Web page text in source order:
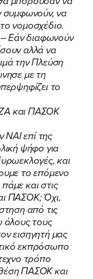
συμφωνούν, να
νομοσχέδιο.
Εάν διαφωνούν
αλλά να
την Πλεύση
με τη
το
και ΠΑΣΟΚ
επί της
ψήφο για
και
το επόμενο
και στις
ΠΑΣΟΚ; Όχι,
από τις
όλους τους
εισηγητή μας
εκπρόσωπο
τρόπο
ΠΑΣΟΚ και